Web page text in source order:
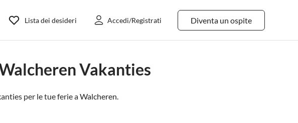
Diventa un ospite
Lista dei desideri Accedi/Registrati
Vakanties
per le tue ferie aWalcheren.